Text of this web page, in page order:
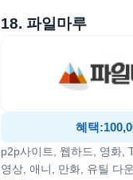
18. 파일마루
혜택
p2p사이트, 웹하드, 영화,
영상, 애니, 만화, 유틸 다